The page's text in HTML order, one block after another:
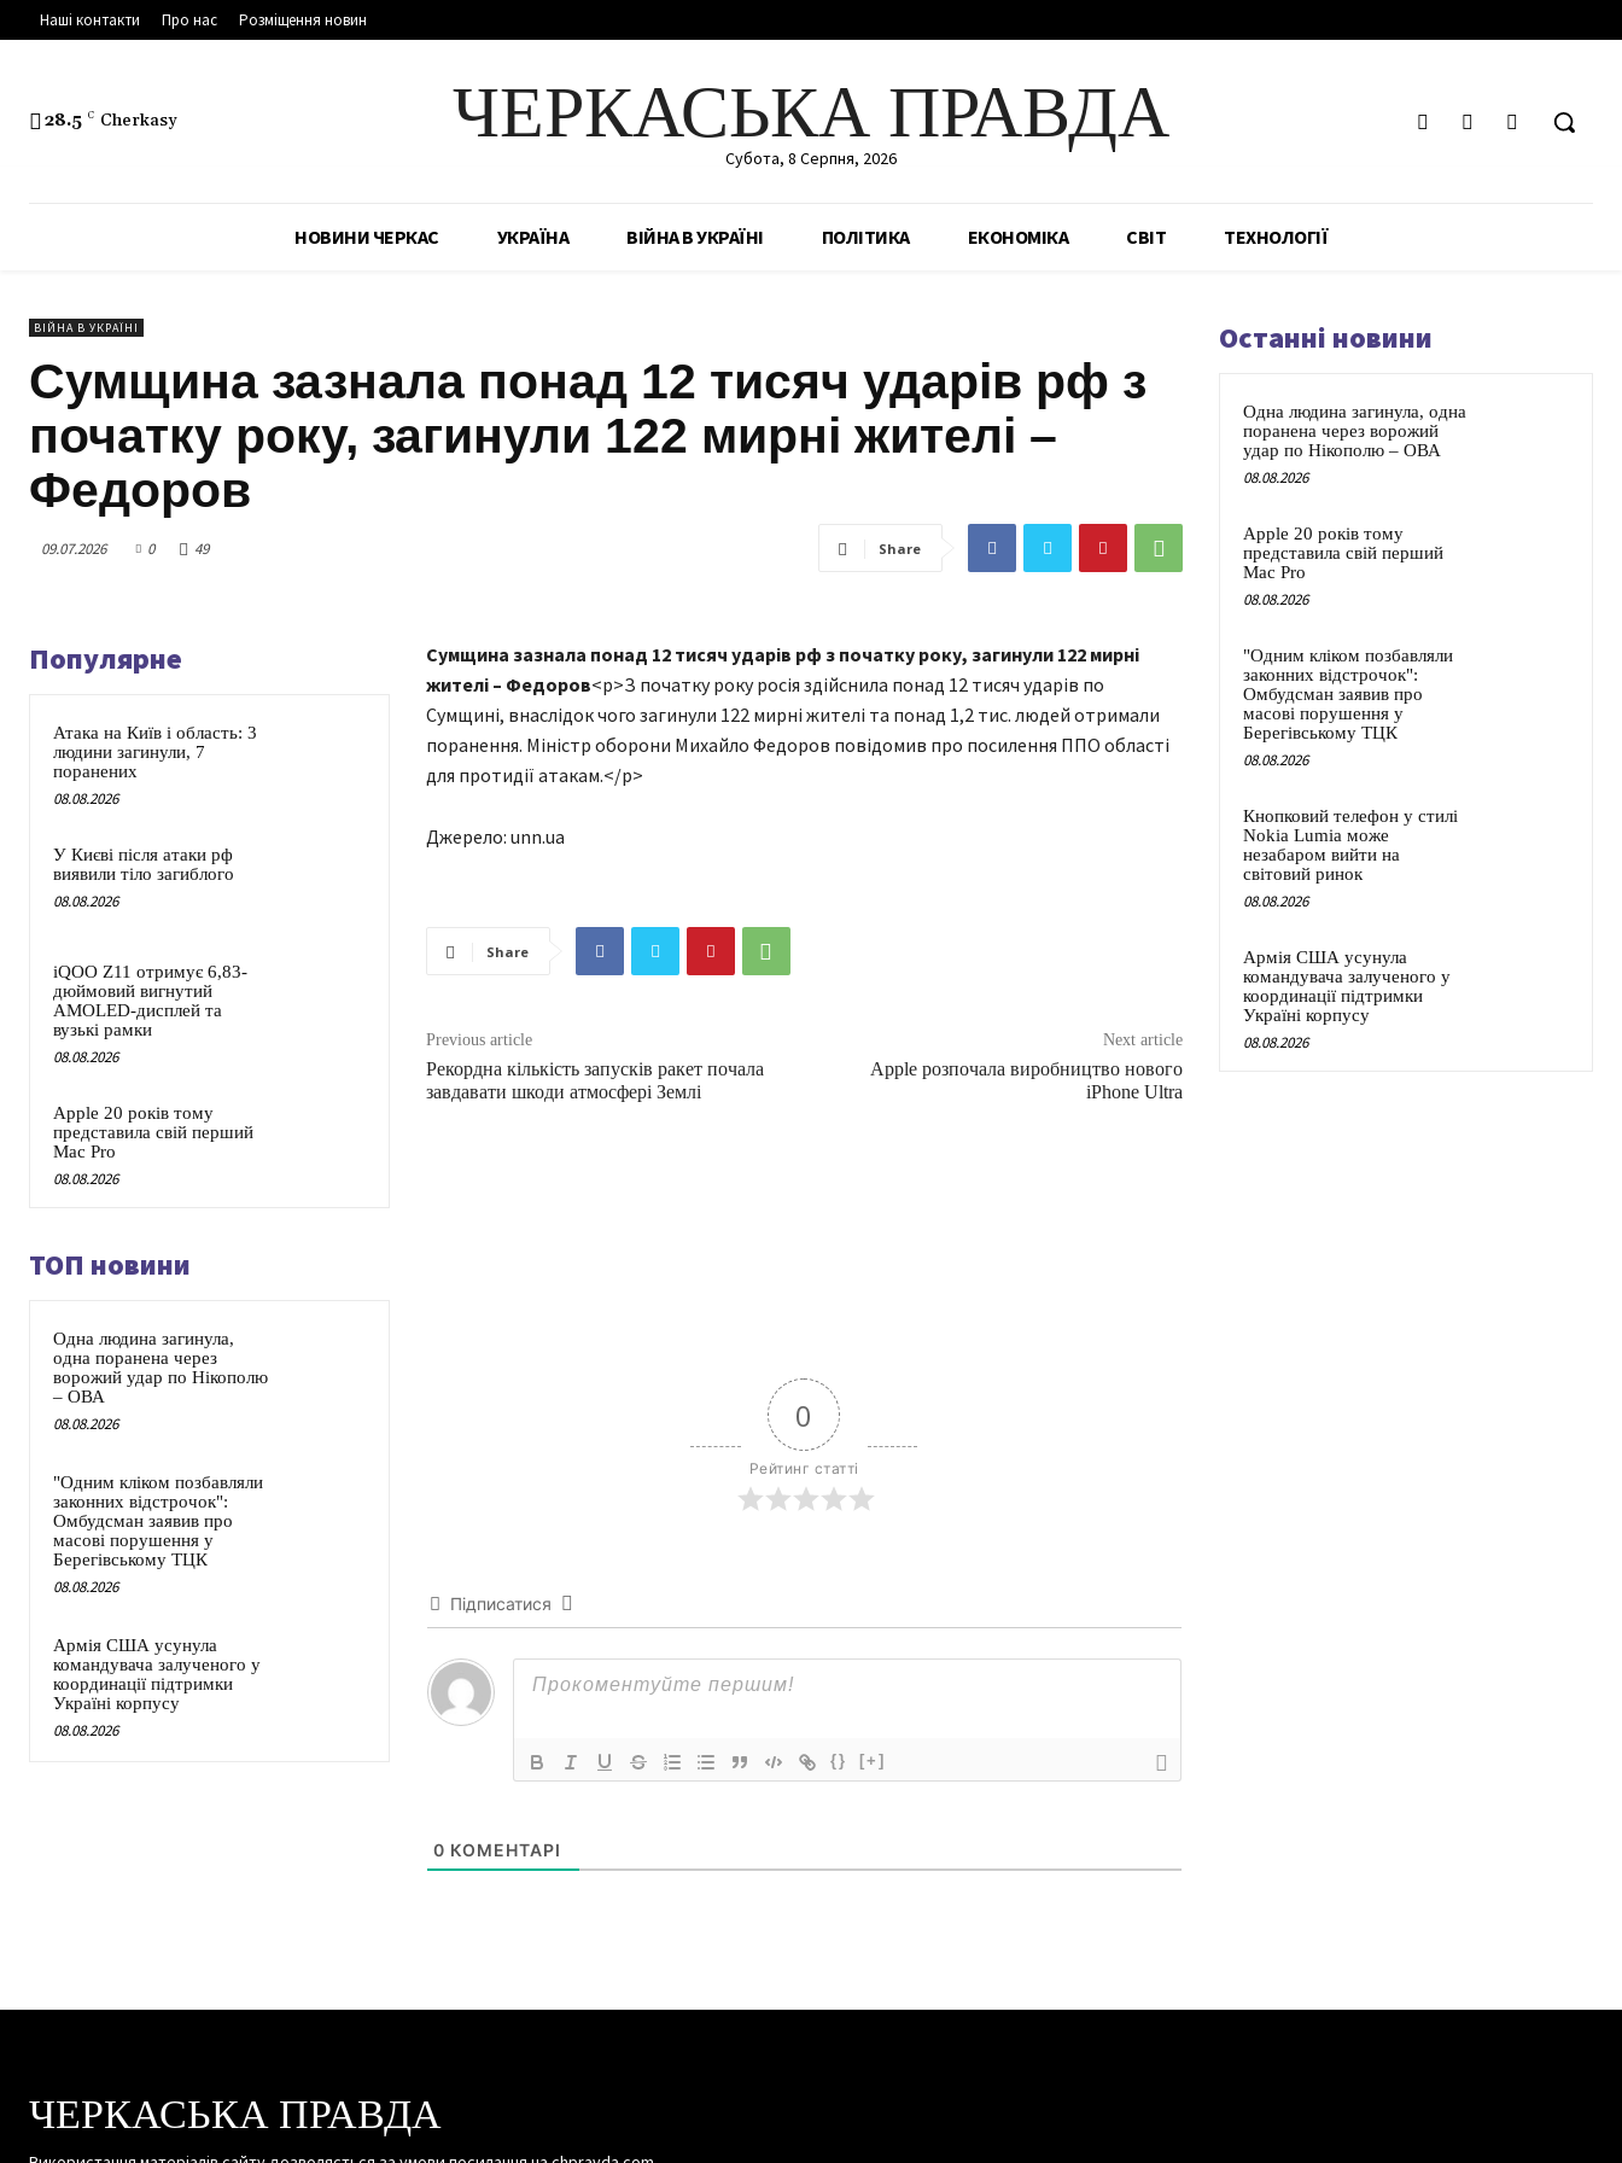
Наші контакти Про нас Розміщення новин
28.5 C Cherkasy ЧЕРКАСЬКА ПРАВДА
Субота, 8 Серпня, 2026
НОВИНИ ЧЕРКАС УКРАЇНА ВІЙНА В УКРАЇНІ ПОЛІТИКА ЕКОНОМІКА СВІТ ТЕХНОЛОГІЇ
ВІЙНА В УКРАЇНІ
Сумщина зазнала понад 12 тисяч ударів рф з
початку року, загинули 122 мирні жителі –
Федоров
09.07.2026 0 49 Share
Популярне
Атака на Київ і область: 3
людини загинули, 7
поранених
08.08.2026
У Києві після атаки рф
виявили тіло загиблого
08.08.2026
iQOO Z11 отримує 6,83-
дюймовий вигнутий
AMOLED-дисплей та
вузькі рамки
08.08.2026
Apple 20 років тому
представила свій перший
Mac Pro
08.08.2026
Сумщина зазнала понад 12 тисяч ударів рф з початку року, загинули 122 мирні
жителі – Федоров<p>З початку року росія здійснила понад 12 тисяч ударів по
Сумщині, внаслідок чого загинули 122 мирні жителі та понад 1,2 тис. людей отримали
поранення. Міністр оборони Михайло Федоров повідомив про посилення ППО області
для протидії атакам.</p>
Джерело: unn.ua
Share
Previous article
Рекордна кількість запусків ракет почала
завдавати шкоди атмосфері Землі
Next article
Apple розпочала виробництво нового
iPhone Ultra
ТОП новини
Одна людина загинула,
одна поранена через
ворожий удар по Нікополю
– ОВА
08.08.2026
"Одним кліком позбавляли
законних відстрочок":
Омбудсман заявив про
масові порушення у
Берегівському ТЦК
08.08.2026
Армія США усунула
командувача залученого у
координації підтримки
Україні корпусу
08.08.2026
0
Рейтинг статті
Підписатися
{} [+]
0 КОМЕНТАРІ
Останні новини
Одна людина загинула, одна
поранена через ворожий
удар по Нікополю – ОВА
08.08.2026
Apple 20 років тому
представила свій перший
Mac Pro
08.08.2026
"Одним кліком позбавляли
законних відстрочок":
Омбудсман заявив про
масові порушення у
Берегівському ТЦК
08.08.2026
Кнопковий телефон у стилі
Nokia Lumia може
незабаром вийти на
світовий ринок
08.08.2026
Армія США усунула
командувача залученого у
координації підтримки
Україні корпусу
08.08.2026
ЧЕРКАСЬКА ПРАВДА